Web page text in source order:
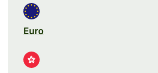
Euro